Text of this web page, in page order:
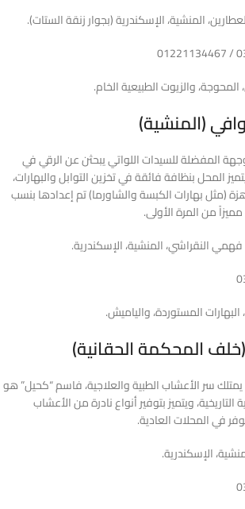
والزيوت الطبيعية الخام.
المفضلة للسيدات اللواتي يبحثن عن الرقي في
المحل بنظافة فائقة في تخزين التوابل والبهارات،
(مثل بهارات الكبسة والشاورما) تم إعدادها بنسب
من المرة الأولى.
البهارات المستوردة، والياميش.
يمتلك سر الأعشاب الطبية والعلاجية، فاسم “كحيل” هو
ويتميز بتوفير أنواع نادرة من الأعشاب
في المحلات العادية.